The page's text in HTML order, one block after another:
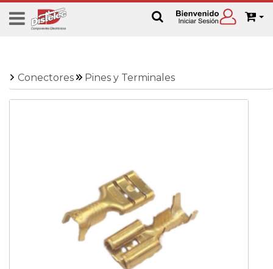
Conectores Pines y Terminales